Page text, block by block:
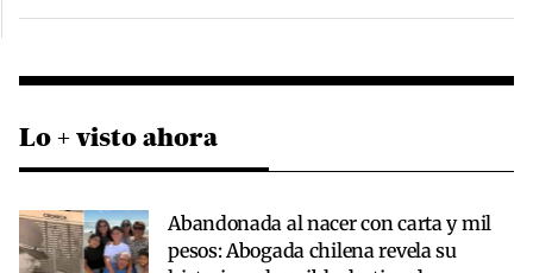
Lo + visto ahora
Abandonada al nacer con carta y mil
pesos: Abogada chilena revela su